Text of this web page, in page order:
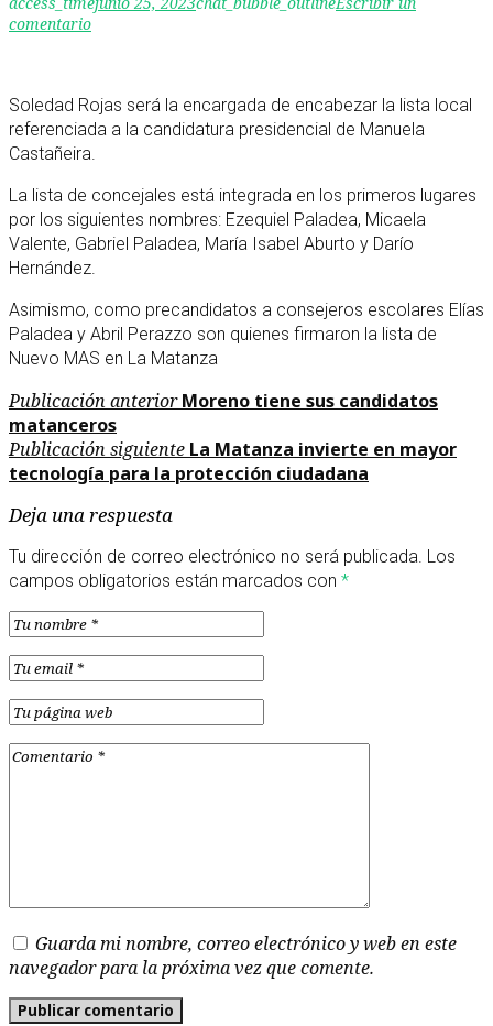
comentario
Soledad Rojas será la encargada de encabezar la lista local
referenciada a la candidatura presidencial de Manuela
Castañeira.
La lista de concejales está integrada en los primeros lugares
por los siguientes nombres: Ezequiel Paladea, Micaela
Valente, Gabriel Paladea, María Isabel Aburto y Darío
Hernández.
Asimismo, como precandidatos a consejeros escolares Elías
Paladea y Abril Perazzo son quienes firmaron la lista de
Nuevo MAS en La Matanza
Navegación
de
entradas
Publicación anterior Publicación
Moreno tiene sus candidatos
matanceros
Publicación siguiente Publicación
siguiente
La Matanza invierte en mayor
tecnología para la protección ciudadana
Deja una respuesta
Tu dirección de correo electrónico no será publicada. Los
campos obligatorios están marcados con *
Guarda mi nombre, correo electrónico y web en este
navegador para la próxima vez que comente.